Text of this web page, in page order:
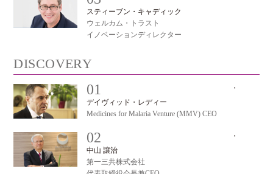
スティーブン・キャディック
ウェルカム・トラスト
イノベーションディレクター
DISCOVERY
01
デイヴィッド・レディー
Medicines for Malaria Venture (MMV) CEO
'
02
中山 讓治
第一三共株式会社
'